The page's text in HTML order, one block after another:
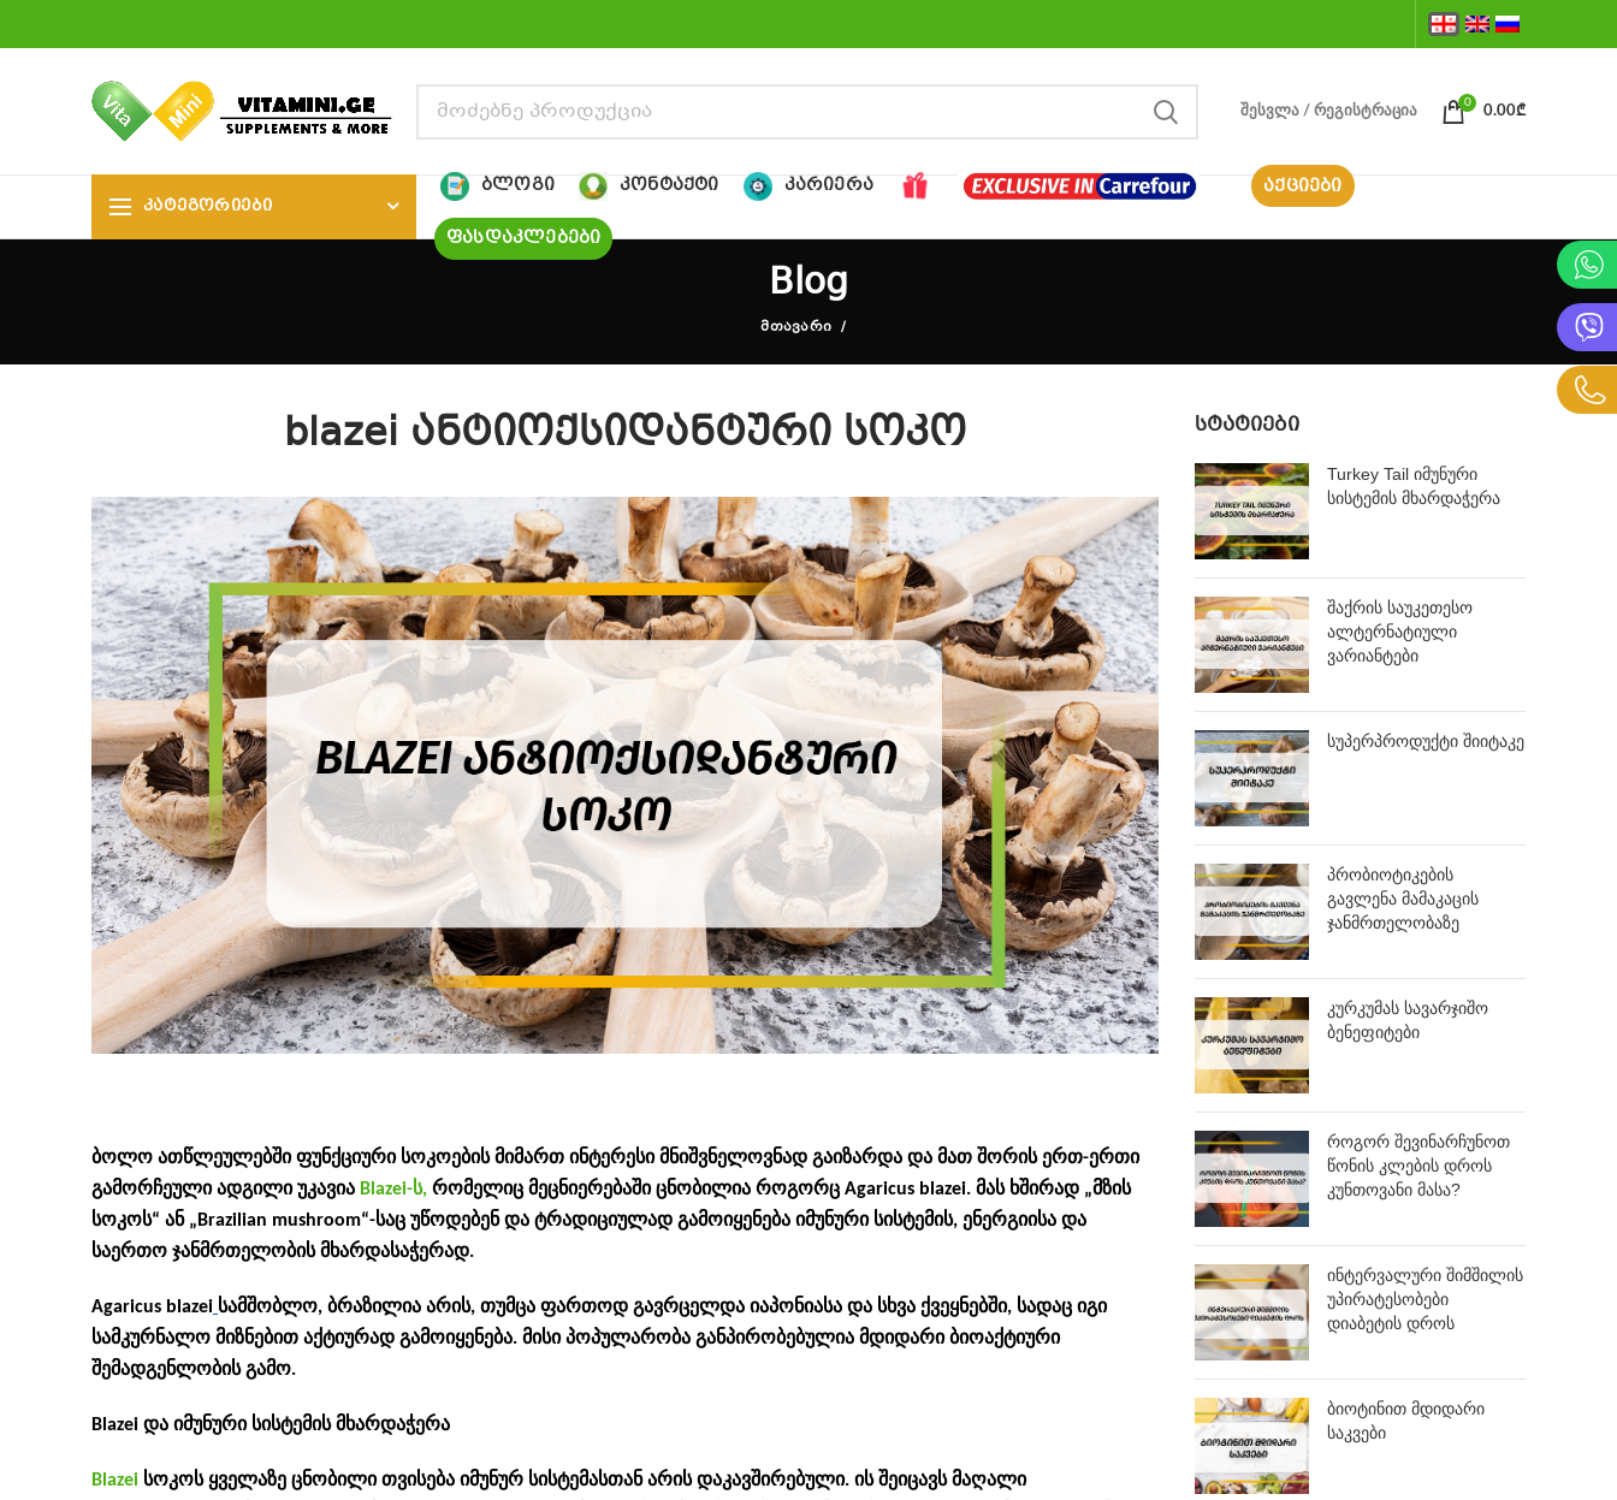
ᲨᲔᲡᲕᲚᲐ / ᲠᲔᲒᲘᲡᲢᲠᲐᲪᲘᲐ
0
0.00₾
ᲙᲐᲢᲔᲒᲝᲠᲘᲔᲑᲘ
ᲑᲚᲝᲒᲘ ᲙᲝᲜᲢᲐᲥᲢᲘ ᲙᲐᲠᲘᲔᲠᲐ
ᲐᲥᲪᲘᲔᲑᲘ
ᲤᲐᲡᲓᲐᲙᲚᲔᲑᲔᲑᲘ
Blog
ᲛᲗᲐᲕᲐᲠᲘ
blazei ანტიოქსიდანტური სოკო
ბოლო ათწლეულებში ფუნქციური სოკოების მიმართ ინტერესი მნიშვნელოვნად გაიზარდა და მათ შორის ერთ-ერთი
გამორჩეული ადგილი უკავია Blazei-ს, რომელიც მეცნიერებაში ცნობილია როგორც Agaricus blazei. მას ხშირად „მზის
სოკოს“ ან „Brazilian mushroom“-საც უწოდებენ და ტრადიციულად გამოიყენება იმუნური სისტემის, ენერგიისა და
საერთო ჯანმრთელობის მხარდასაჭერად.
Agaricus blazei სამშობლო, ბრაზილია არის, თუმცა ფართოდ გავრცელდა იაპონიასა და სხვა ქვეყნებში, სადაც იგი
სამკურნალო მიზნებით აქტიურად გამოიყენება. მისი პოპულარობა განპირობებულია მდიდარი ბიოაქტიური
შემადგენლობის გამო.
Blazei და იმუნური სისტემის მხარდაჭერა
Blazei სოკოს ყველაზე ცნობილი თვისება იმუნურ სისტემასთან არის დაკავშირებული. ის შეიცავს მაღალი
ᲡᲢᲐᲢᲘᲔᲑᲘ
Turkey Tail იმუნური
სისტემის მხარდაჭერა
შაქრის საუკეთესო
ალტერნატიული
ვარიანტები
სუპერპროდუქტი შიიტაკე
პრობიოტიკების
გავლენა მამაკაცის
ჯანმრთელობაზე
კურკუმას სავარჯიშო
ბენეფიტები
როგორ შევინარჩუნოთ
წონის კლების დროს
კუნთოვანი მასა?
ინტერვალური შიმშილის
უპირატესობები
დიაბეტის დროს
ბიოტინით მდიდარი
საკვები